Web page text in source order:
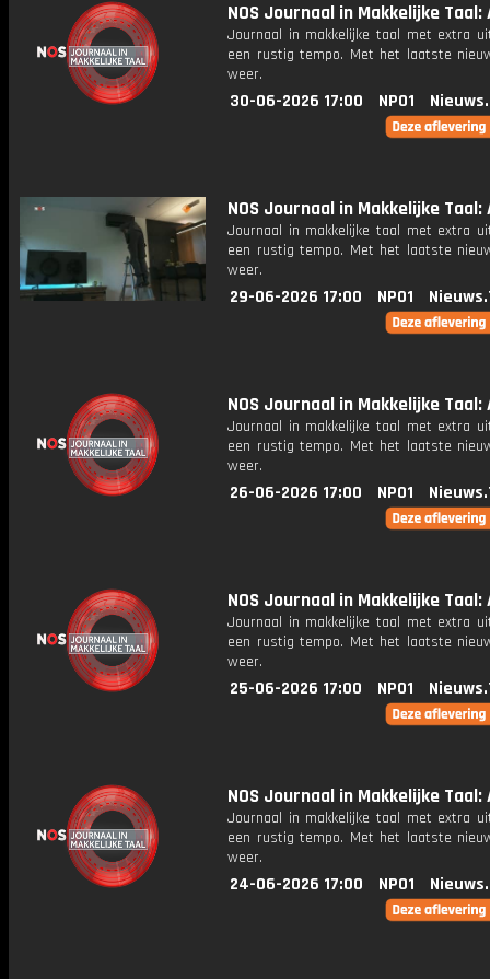
NOS Journaal in Makkelijke Taal:
Journaal in makkelijke taal met extra
een rustig tempo. Met het laatste
weer.
30-06-2026 17:00 NPO1
NOS Journaal in Makkelijke Taal:
Journaal in makkelijke taal met extra
een rustig tempo. Met het laatste
weer.
29-06-2026 17:00 NPO1
NOS Journaal in Makkelijke Taal:
Journaal in makkelijke taal met extra
een rustig tempo. Met het laatste
weer.
26-06-2026 17:00 NPO1
NOS Journaal in Makkelijke Taal:
Journaal in makkelijke taal met extra
een rustig tempo. Met het laatste
weer.
25-06-2026 17:00 NPO1
NOS Journaal in Makkelijke Taal:
Journaal in makkelijke taal met extra
een rustig tempo. Met het laatste
weer.
24-06-2026 17:00 NPO1